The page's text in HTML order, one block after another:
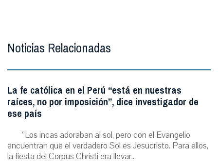
Noticias Relacionadas
La fe católica en el Perú “está en nuestras
raíces, no por imposición”, dice investigador de
ese país
“Los incas adoraban al sol, pero con el Evangelio
encuentran que el verdadero Sol es Jesucristo. Para ellos,
la fiesta del Corpus Christi era llevar...